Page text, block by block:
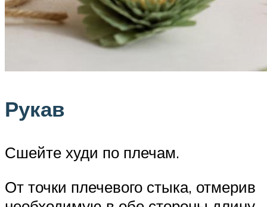
Рукав
Сшейте худи по плечам.
От точки плечевого стыка, отмерив